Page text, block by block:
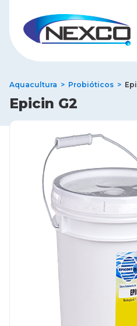
Aquacultura Probióticos
Epicin G2